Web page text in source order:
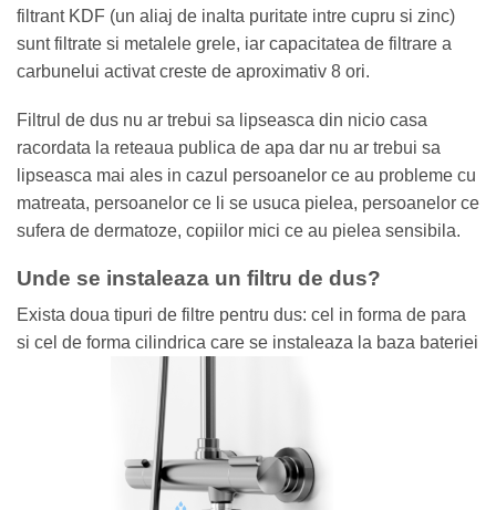
filtrant KDF (un aliaj de inalta puritate intre cupru si zinc)
sunt filtrate si metalele grele, iar capacitatea de filtrare a
carbunelui activat creste de aproximativ 8 ori.
Filtrul de dus nu ar trebui sa lipseasca din nicio casa
racordata la reteaua publica de apa dar nu ar trebui sa
lipseasca mai ales in cazul persoanelor ce au probleme cu
matreata, persoanelor ce li se usuca pielea, persoanelor ce
sufera de dermatoze, copiilor mici ce au pielea sensibila.
Unde se instaleaza un filtru de dus?
Exista doua tipuri de filtre pentru dus: cel in forma de para
si cel de forma cilindrica care se instaleaza la baza bateriei